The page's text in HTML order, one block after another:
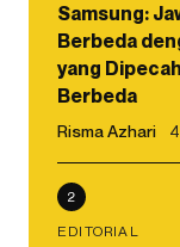
Samsung:
Berbeda
yang
Berbeda
Risma Azhari
2
EDITORIAL